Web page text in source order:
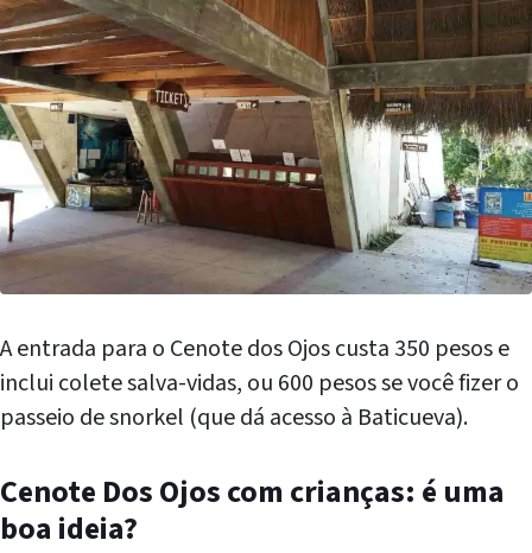
A entrada para o Cenote dos Ojos custa 350 pesos e
inclui colete salva-vidas, ou 600 pesos se você fizer o
passeio de snorkel (que dá acesso à Baticueva).
Cenote Dos Ojos com crianças: é uma
boa ideia?